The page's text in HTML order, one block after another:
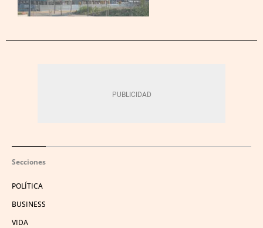
Secciones
POLÍTICA
BUSINESS
VIDA